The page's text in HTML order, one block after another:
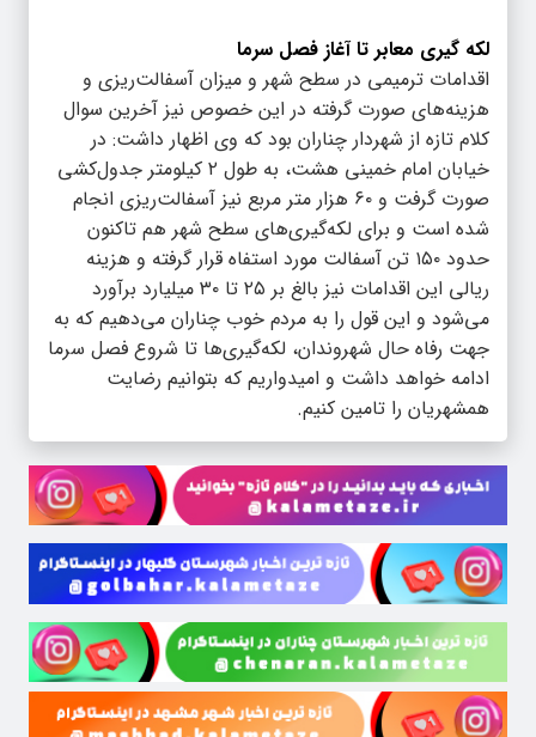
لکه گیری معابر تا آغاز فصل سرما
اقدامات ترمیمی در سطح شهر و میزان آسفالت‌ریزی و
هزینه‌های صورت گرفته در این خصوص نیز آخرین سوال
کلام تازه از شهردار چناران بود که وی اظهار داشت: در
خیابان امام خمینی هشت، به طول ۲ کیلومتر جدول‌کشی
صورت گرفت و ۶۰ هزار متر مربع نیز آسفالت‌ریزی انجام
شده است و برای لکه‌گیری‌های سطح شهر هم تاکنون
حدود ۱۵۰ تن آسفالت مورد استفاه قرار گرفته و هزینه
ریالی این اقدامات نیز بالغ بر ۲۵ تا ۳۰ میلیارد برآورد
می‌شود و این قول را به مردم خوب چناران می‌دهیم که به
جهت رفاه حال شهروندان، لکه‌گیری‌ها تا شروع فصل سرما
ادامه خواهد داشت و امیدواریم که بتوانیم رضایت
همشهریان را تامین کنیم.